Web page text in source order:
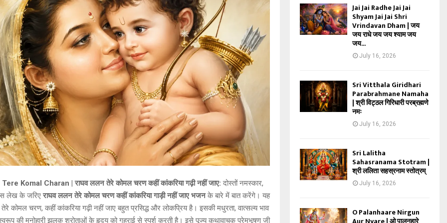
Komal Charan | राघव ललन तेरे कोमल चरण कहीं कांकरिया गढ़ी नहीं जाए: दोस्तों नमस्कार,
लेख के जरिए राघव ललन तेरे कोमल चरण कहीं कांकरिया गाड़ी नहीं जाए भजन के बारे में बात करेंगे। यह
कोमल चरण, कहीं कांकरिया गढ़ी नहीं जाए बहुत प्रसिद्ध और लोकप्रिय है। इसकी मधुरता, वात्सल्य भाव
की मनोहारी झलक श्रोताओं के हृदय को गहराई से स्पर्श करती है। इसे पूज्य कथावाचक प्रेमभूषण जी
Jai Jai Radhe Jai Jai
Shyam Jai Jai Shri
Vrindavan Dham | जय
जय राधे जय जय श्याम जय
जय...
July 16, 2026
Sri Vitthala Giridhari
Parabrahmane Namaha
| श्री विट्ठल गिरिधारी परब्रह्मणे
नमः
July 16, 2026
Sri Lalitha
Sahasranama Stotram |
श्री ललिता सहस्रनाम स्तोत्रम्
July 16, 2026
O Palanhaare Nirgun